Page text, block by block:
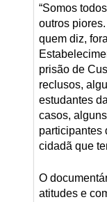
“Somos
outros
quem diz,
prisão de
reclusos,
estudantes
casos,
participantes
cidadã que
O
atitudes e